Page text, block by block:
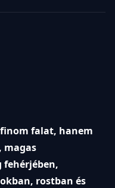
falat, hanem
magas
rostban és